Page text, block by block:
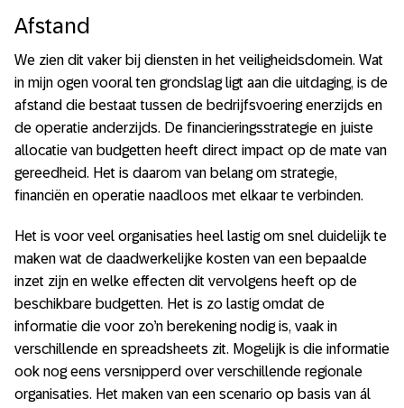
Afstand
We zien dit vaker bij diensten in het veiligheidsdomein. Wat
in mijn ogen vooral ten grondslag ligt aan die uitdaging, is de
afstand die bestaat tussen de bedrijfsvoering enerzijds en
de operatie anderzijds. De financieringsstrategie en juiste
allocatie van budgetten heeft direct impact op de mate van
gereedheid. Het is daarom van belang om strategie,
financiën en operatie naadloos met elkaar te verbinden.
Het is voor veel organisaties heel lastig om snel duidelijk te
maken wat de daadwerkelijke kosten van een bepaalde
inzet zijn en welke effecten dit vervolgens heeft op de
beschikbare budgetten. Het is zo lastig omdat de
informatie die voor zo’n berekening nodig is, vaak in
verschillende en spreadsheets zit. Mogelijk is die informatie
ook nog eens versnipperd over verschillende regionale
organisaties. Het maken van een scenario op basis van ál